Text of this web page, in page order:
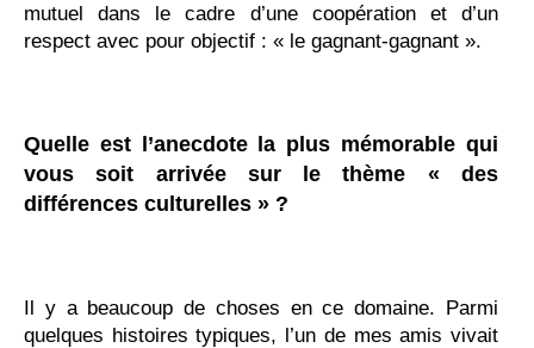
mutuel dans le cadre d’une coopération et d’un
respect avec pour objectif : « le gagnant-gagnant ».
Quelle est l’anecdote la plus mémorable qui
vous soit arrivée sur le thème « des
différences culturelles » ?
Il y a beaucoup de choses en ce domaine. Parmi
quelques histoires typiques, l’un de mes amis vivait